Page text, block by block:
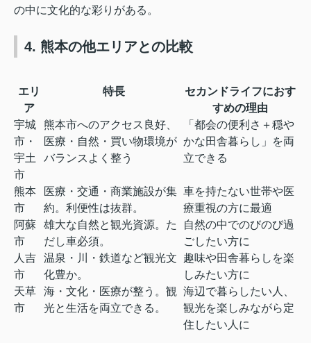
の中に文化的な彩りがある。
4. 熊本の他エリアとの比較
エリ
ア
特長
セカンドライフにおす
すめの理由
宇城
市・
宇土
市
熊本市へのアクセス良好、
医療・自然・買い物環境が
バランスよく整う
「都会の便利さ＋穏や
かな田舎暮らし」を両
立できる
熊本
市
医療・交通・商業施設が集
約。利便性は抜群。
車を持たない世帯や医
療重視の方に最適
阿蘇
市
雄大な自然と観光資源。た
だし車必須。
自然の中でのびのび過
ごしたい方に
人吉
市
温泉・川・鉄道など観光文
化豊か。
趣味や田舎暮らしを楽
しみたい方に
天草
市
海・文化・医療が整う。観
光と生活を両立できる。
海辺で暮らしたい人、
観光を楽しみながら定
住したい人に